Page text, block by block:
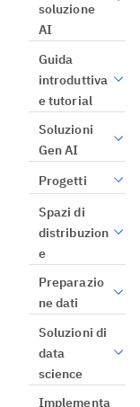
soluzione
AI
Guida
introduttiva
e tutorial
Soluzioni
Gen AI
Progetti
Spazi di
distribuzion
e
Preparazio
ne dati
Soluzioni di
data
science
Implementa